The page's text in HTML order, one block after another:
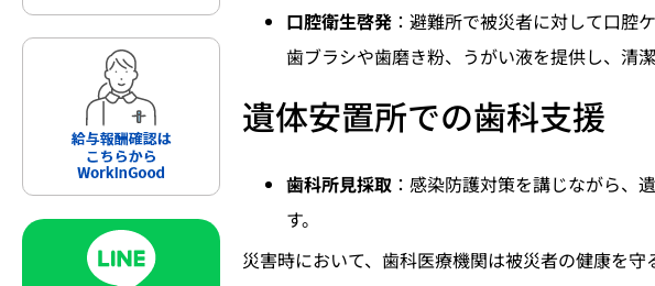
口腔衛生啓発 ：避難所で被災者に対して口腔
歯ブラシや歯磨き粉、うがい液を提供し、清
遺体安置所での歯科支援
歯科所見採取 ：感染防護対策を講じながら、
す。
災害時において、歯科医療機関は被災者の健康を守